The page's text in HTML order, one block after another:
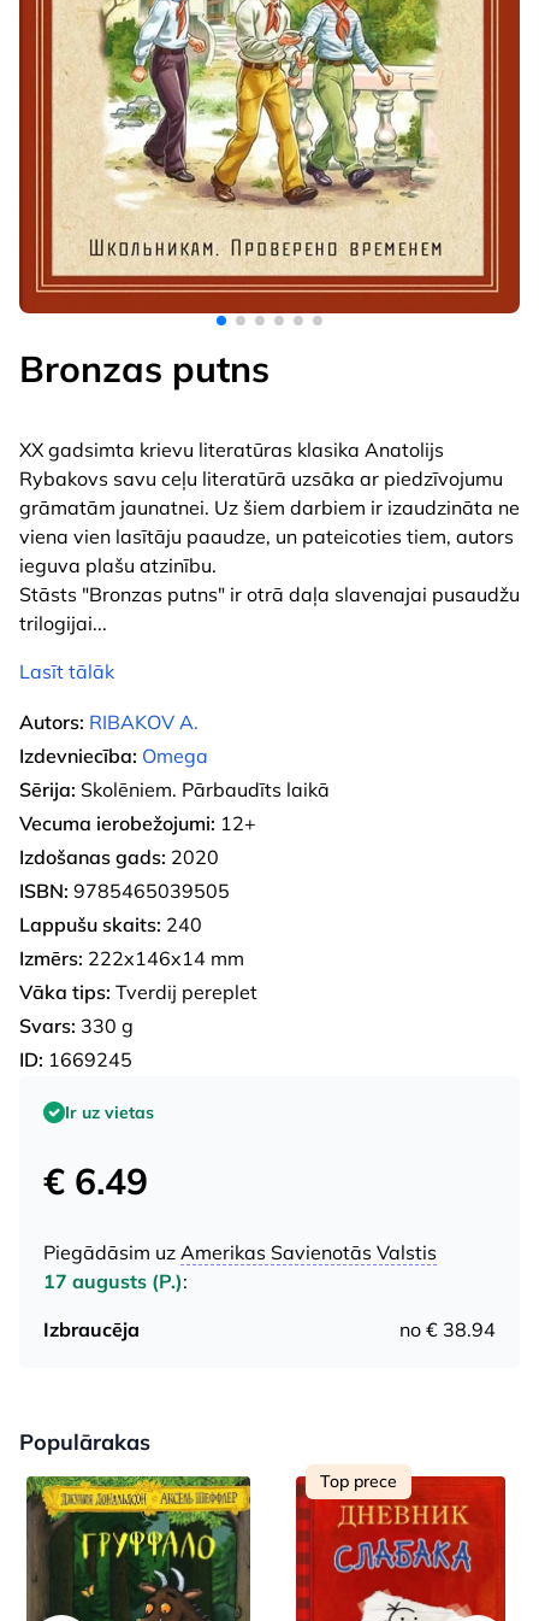
Bronzas putns
XX gadsimta krievu literatūras klasika Anatolijs
Rybakovs savu ceļu literatūrā uzsāka ar piedzīvojumu
grāmatām jaunatnei. Uz šiem darbiem ir izaudzināta ne
viena vien lasītāju paaudze, un pateicoties tiem, autors
ieguva plašu atzinību.
Stāsts "Bronzas putns" ir otrā daļa slavenajai pusaudžu
trilogijai...
Lasīt tālāk
Autors: RIBAKOV A.
Izdevniecība: Omega
Sērija: Skolēniem. Pārbaudīts laikā
Vecuma ierobežojumi: 12+
Izdošanas gads: 2020
ISBN: 9785465039505
Lappušu skaits: 240
Izmērs: 222x146x14 mm
Vāka tips: Tverdij pereplet
Svars: 330 g
ID: 1669245
Ir uz vietas
€ 6.49
Piegādāsim uz Amerikas Savienotās Valstis
17 augusts (P.):
Izbraucēja
no € 38.94
Populārakas
Top prece